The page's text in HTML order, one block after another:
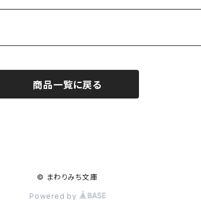
商品一覧に戻る
© まわりみち文庫
Powered by